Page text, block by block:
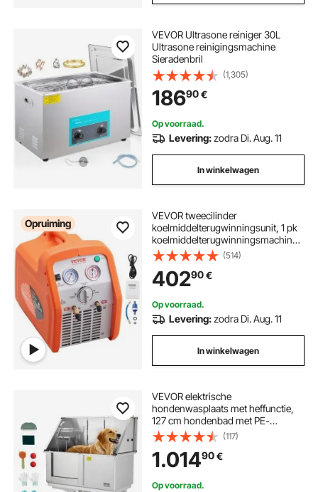
VEVOR Ultrasone reiniger 30L
Ultrasone reinigingsmachine
Sieradenbril
(1,305)
18690€
Op voorraad.
Levering:zodra Di. Aug. 11
In winkelwagen
Opruiming
VEVOR tweecilinder
koelmiddelterugwinningsunit, 1 pk
koelmiddelterugwinningsmachine
220-240 V, 7,7 lbs/min
koelmiddelpompstation
(514)
40290€
Op voorraad.
Levering:zodra Di. Aug. 11
In winkelwagen
VEVOR elektrische
hondenwasplaats met heffunctie,
127 cm hondenbad met PE-
waterfilterplaat, kraan en
douchekop, hondenbad,
multifunctionele wasbak (deur links)
(117)
1.01490€
Op voorraad.